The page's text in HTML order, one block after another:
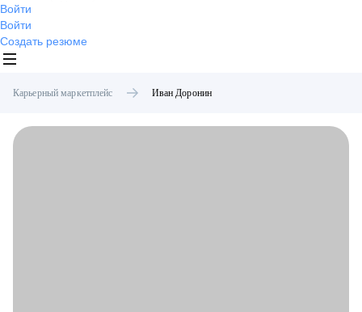
Войти
Войти
Создать резюме
Карьерный маркетплейс Иван Доронин